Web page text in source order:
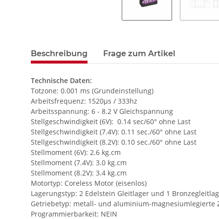
Beschreibung Frage zum Artikel
Technische Daten:
Totzone: 0.001 ms (Grundeinstellung)
Arbeitsfrequenz: 1520µs / 333hz
Arbeitsspannung: 6 - 8.2 V Gleichspannung
Stellgeschwindigkeit (6V): 0.14 sec/60° ohne Last
Stellgeschwindigkeit (7.4V): 0.11 sec./60° ohne Last
Stellgeschwindigkeit (8.2V): 0.10 sec./60° ohne Last
Stellmoment (6V): 2.6 kg.cm
Stellmoment (7.4V): 3.0 kg.cm
Stellmoment (8.2V): 3.4 kg.cm
Motortyp: Coreless Motor (eisenlos)
Lagerungstyp: 2 Edelstein Gleitlager und 1
Getriebetyp: metall- und aluminium-magnesiumlegierte
Programmierbarkeit: NEIN